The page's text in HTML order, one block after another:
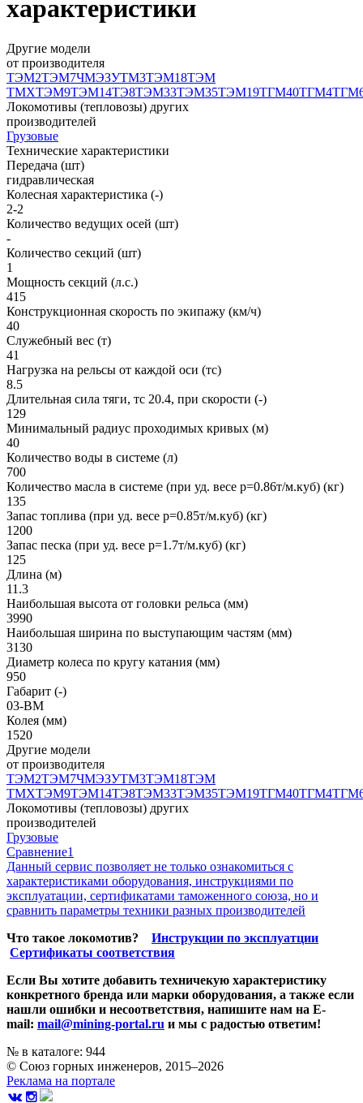
характеристики
Другие модели
от производителя
ТЭМ2ТЭМ7ЧМЭЗУТМ3ТЭМ18ТЭМ
ТМХТЭМ9ТЭМ14ТЭ8ТЭМ33ТЭМ35ТЭМ19ТГМ40ТГМ4
Локомотивы (тепловозы) других
производителей
Грузовые
Технические характеристики
Передача (шт)
гидравлическая
Колесная характеристика (-)
2-2
Количество ведущих осей (шт)
-
Количество секций (шт)
1
Мощность секций (л.с.)
415
Конструкционная скорость по экипажу (км/ч)
40
Служебный вес (т)
41
Нагрузка на рельсы от каждой оси (тс)
8.5
Длительная сила тяги, тс 20.4, при скорости (-)
129
Минимальный радиус проходимых кривых (м)
40
Количество воды в системе (л)
700
Количество масла в системе (при уд. весе р=0.86т/м.куб) (кг)
135
Запас топлива (при уд. весе р=0.85т/м.куб) (кг)
1200
Запас песка (при уд. весе р=1.7т/м.куб) (кг)
125
Длина (м)
11.3
Наибольшая высота от головки рельса (мм)
3990
Наибольшая ширина по выступающим частям (мм)
3130
Диаметр колеса по кругу катания (мм)
950
Габарит (-)
03-ВМ
Колея (мм)
1520
Другие модели
от производителя
ТЭМ2ТЭМ7ЧМЭЗУТМ3ТЭМ18ТЭМ
ТМХТЭМ9ТЭМ14ТЭ8ТЭМ33ТЭМ35ТЭМ19ТГМ40ТГМ4
Локомотивы (тепловозы) других
производителей
Грузовые
Сравнение1
Данный сервис позволяет не только ознакомиться с
характеристиками оборудования, инструкциями по
эксплуатации, сертификатами таможенного союза, но и
сравнить параметры техники разных производителей
Что такое локомотив? Инструкции по эксплуатции
Сертификаты соответствия
Если Вы хотите добавить техничекую характеристику
конкретного бренда или марки оборудования, а также если
нашли ошибки и несоответствия, напишите нам на E-
mail: mail@mining-portal.ru и мы с радостью ответим!
№ в каталоге: 944
© Союз горных инженеров, 2015–2026
Реклама на портале